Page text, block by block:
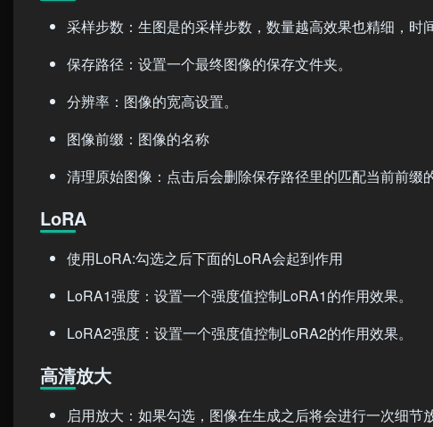
采样步数：生图是的采样步数，数量越高效果也精细，时间
保存路径：设置一个最终图像的保存文件夹。
分辨率：图像的宽高设置。
图像前缀：图像的名称
清理原始图像：点击后会删除保存路径里的匹配当前前缀
LoRA
使用LoRA:勾选之后下面的LoRA会起到作用
LoRA1强度：设置一个强度值控制LoRA1的作用效果。
LoRA2强度：设置一个强度值控制LoRA2的作用效果。
高清放大
启用放大：如果勾选，图像在生成之后将会进行一次细节